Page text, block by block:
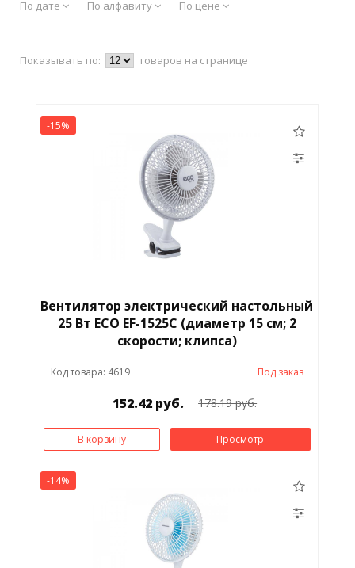
По дате По алфавиту По цене
Показывать по: товаров на странице
-15%
Вентилятор электрический настольный
25 Вт ECO EF-1525C (диаметр 15 см; 2
скорости; клипса)
Код товара: 4619 Под заказ
152.42 руб. 178.19 руб.
В корзину Просмотр
-14%